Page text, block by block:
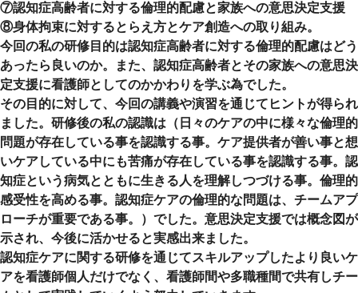
⑦認知症高齢者に対する倫理的配慮と家族への意思決定支援
⑧身体拘束に対するとらえ方とケア創造への取り組み。
今回の私の研修目的は認知症高齢者に対する倫理的配慮はどう
あったら良いのか。また、認知症高齢者とその家族への意思決
定支援に看護師としてのかかわりを学ぶ為でした。
その目的に対して、今回の講義や演習を通じてヒントが得られ
ました。研修後の私の認識は（日々のケアの中に様々な倫理的
問題が存在している事を認識する事。ケア提供者が善い事と想
いケアしている中にも苦痛が存在している事を認識する事。認
知症という病気とともに生きる人を理解しつづける事。倫理的
感受性を高める事。認知症ケアの倫理的な問題は、チームアプ
ローチが重要である事。）でした。意思決定支援では概念図が
示され、今後に活かせると実感出来ました。
認知症ケアに関する研修を通じてスキルアップしたより良いケ
アを看護師個人だけでなく、看護師間や多職種間で共有しチー